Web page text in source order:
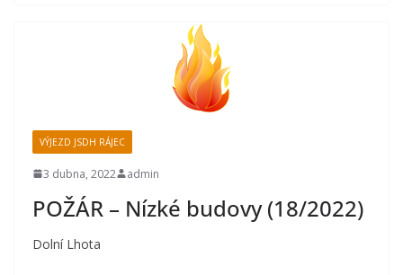
VÝJEZD JSDH RÁJEC
3 dubna, 2022 admin
POŽÁR – Nízké budovy (18/2022)
Dolní Lhota